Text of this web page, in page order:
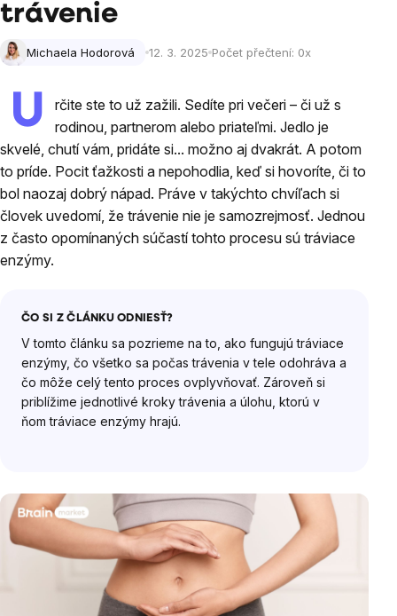
trávenie
Michaela Hodorová 12. 3. 2025 Počet přečtení: 0x
U
rčite ste to už zažili. Sedíte pri večeri – či už s
rodinou, partnerom alebo priateľmi. Jedlo je
skvelé, chutí vám, pridáte si... možno aj dvakrát. A potom
to príde. Pocit ťažkosti a nepohodlia, keď si hovoríte, či to
bol naozaj dobrý nápad. Práve v takýchto chvíľach si
človek uvedomí, že trávenie nie je samozrejmosť. Jednou
z často opomínaných súčastí tohto procesu sú tráviace
enzýmy.
ČO SI Z ČLÁNKU ODNIESŤ?
V tomto článku sa pozrieme na to, ako fungujú tráviace
enzýmy, čo všetko sa počas trávenia v tele odohráva a
čo môže celý tento proces ovplyvňovať. Zároveň si
priblížime jednotlivé kroky trávenia a úlohu, ktorú v
ňom tráviace enzýmy hrajú.